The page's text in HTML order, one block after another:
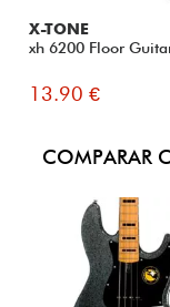
X-TONE
xh 6200 Floor
13.90 €
COMPARAR